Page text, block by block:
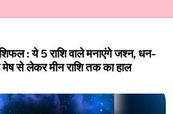
: ये 5 राशि वाले मनाएंगे जश्न, धन-
से लेकर मीन राशि तक का हाल